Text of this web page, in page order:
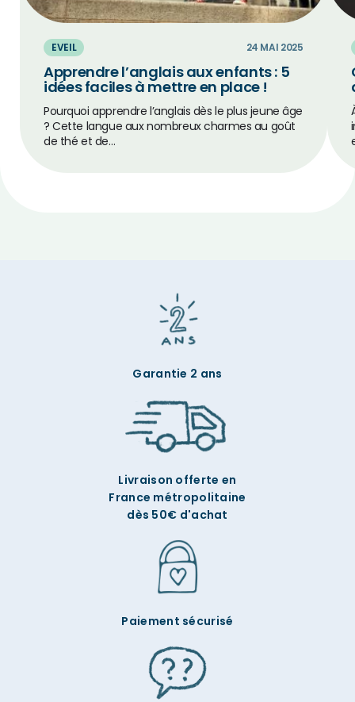
EVEIL 24 MAI 2025
Apprendre l’anglais aux enfants : 5
idées faciles à mettre en place !
Pourquoi apprendre l’anglais dès le plus jeune âge
? Cette langue aux nombreux charmes au goût
de thé et de…
Garantie 2 ans
Livraison offerte en
France métropolitaine
dès 50€ d'achat
Paiement sécurisé